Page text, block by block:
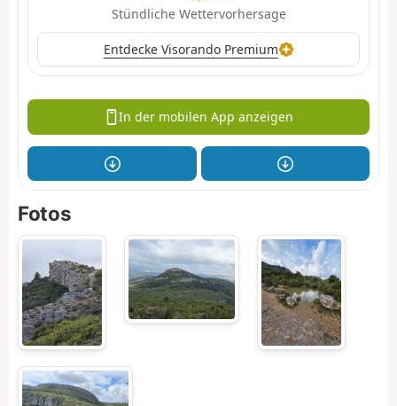
Stündliche Wettervorhersage
Entdecke Visorando Premium
In der mobilen App anzeigen
Fotos